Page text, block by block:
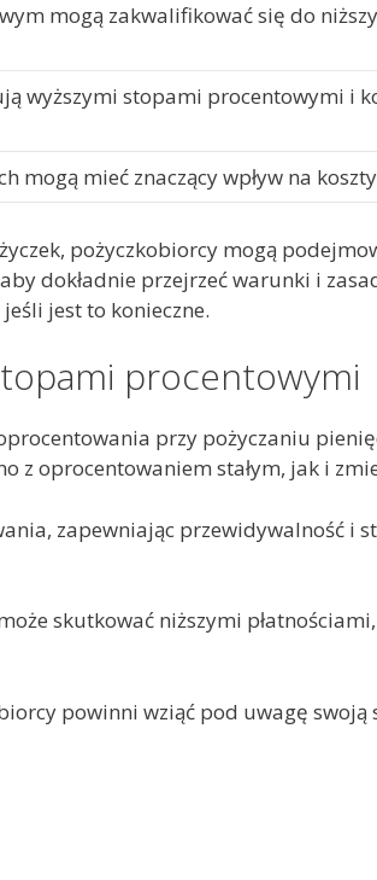
mogą zakwalifikować się do
wyższymi stopami procentowymi i
mieć znaczący wpływ na
pożyczkobiorcy mogą
dokładnie przejrzeć warunki i
jest to konieczne.
procentowymi
przy pożyczaniu
z oprocentowaniem stałym, jak i
zapewniając przewidywalność i
skutkować niższymi
powinni wziąć pod uwagę swoją